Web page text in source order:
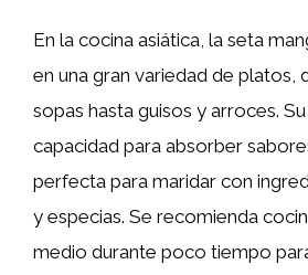
En la cocina asiática, la seta
en una gran variedad de platos,
sopas hasta guisos y arroces.
capacidad para absorber
perfecta para maridar con
y especias. Se recomienda
medio durante poco tiempo